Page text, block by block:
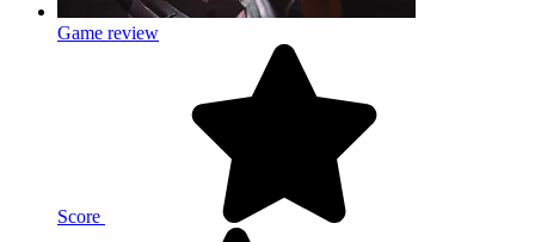
Game review
Score